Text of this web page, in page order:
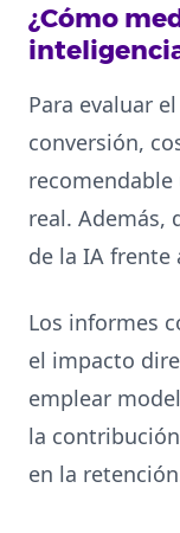
¿Cómo
Para evaluar
conversión,
real. Además,
de la IA frente
Los informes
el impacto
emplear
la
en la